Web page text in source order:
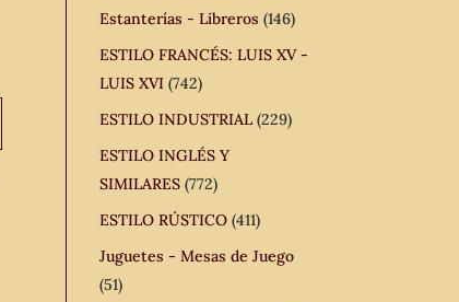
Estanterías - Libreros (146)
ESTILO FRANCÉS: LUIS XV -
LUIS XVI (742)
ESTILO INDUSTRIAL (229)
ESTILO INGLÉS Y
SIMILARES (772)
ESTILO RÚSTICO (411)
Juguetes - Mesas de Juego
(51)